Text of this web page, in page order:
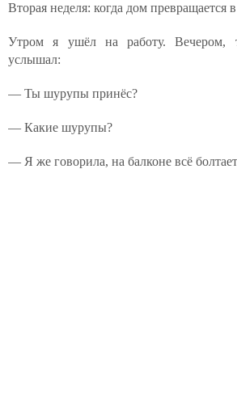
Вторая неделя: когда дом превращается
Утром я ушёл на работу. Вечером,
услышал:
— Ты шурупы принёс?
— Какие шурупы?
— Я же говорила, на балконе всё